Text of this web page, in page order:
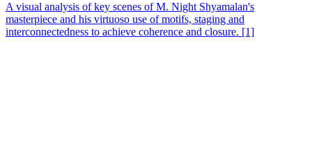
A visual analysis of key scenes of M. Night Shyamalan's
masterpiece and his virtuoso use of motifs, staging and
interconnectedness to achieve coherence and closure. [1]